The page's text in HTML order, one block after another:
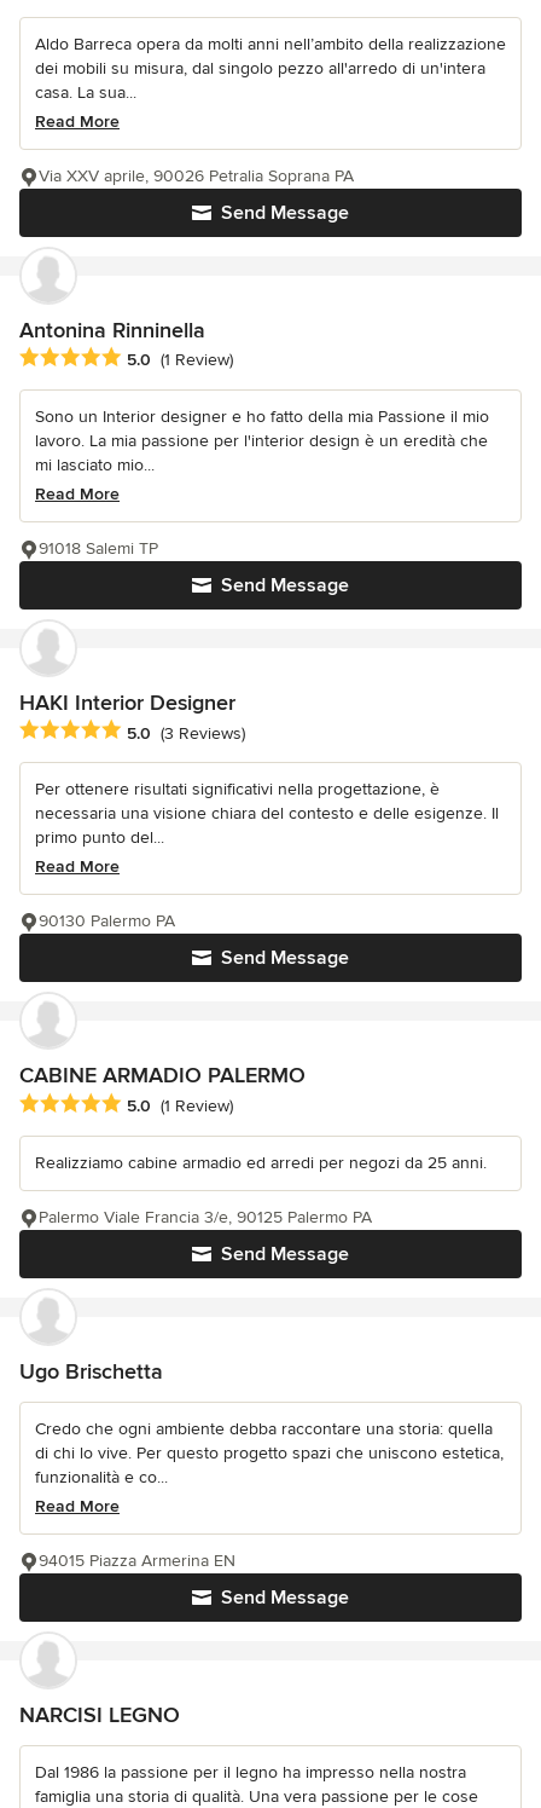
Aldo Barreca opera da molti anni nell’ambito della realizzazione
dei mobili su misura, dal singolo pezzo all'arredo di un'intera
casa. La sua...
Read More
Send Message
Via XXV aprile, 90026 Petralia Soprana PA
Antonina Rinninella
Average rating: 5 out of 5 stars
5.0 (1 Review)
Sono un Interior designer e ho fatto della mia Passione il mio
lavoro. La mia passione per l'interior design è un eredità che
mi lasciato mio...
Read More
Send Message
91018 Salemi TP
HAKI Interior Designer
Average rating: 5 out of 5 stars
5.0 (3 Reviews)
Per ottenere risultati significativi nella progettazione, è
necessaria una visione chiara del contesto e delle esigenze. Il
primo punto del...
Read More
Send Message
90130 Palermo PA
CABINE ARMADIO PALERMO
Average rating: 5 out of 5 stars
5.0 (1 Review)
Realizziamo cabine armadio ed arredi per negozi da 25 anni.
Send Message
Palermo Viale Francia 3/e, 90125 Palermo PA
Ugo Brischetta
Credo che ogni ambiente debba raccontare una storia: quella
di chi lo vive. Per questo progetto spazi che uniscono estetica,
funzionalità e co...
Read More
Send Message
94015 Piazza Armerina EN
NARCISI LEGNO
Dal 1986 la passione per il legno ha impresso nella nostra
famiglia una storia di qualità. Una vera passione per le cose